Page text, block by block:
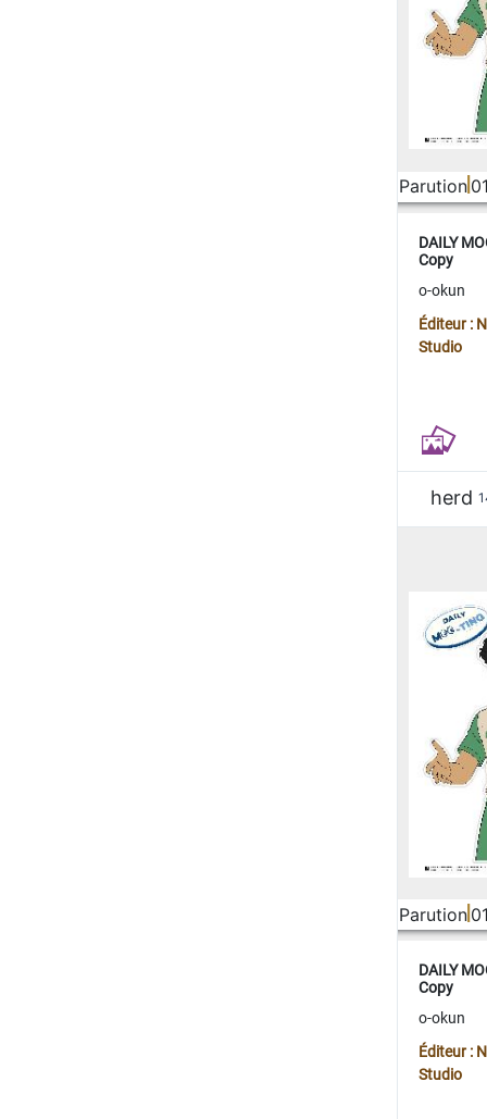
Parution
DAILY
Copy
o-okun
Éditeur :
Studio
herd
Parution
DAILY
Copy
o-okun
Éditeur :
Studio